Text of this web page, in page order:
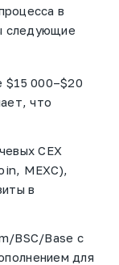
в
следующие
$15 000–$20
что
CEX
MEXC),
в
BSC/Base с
для